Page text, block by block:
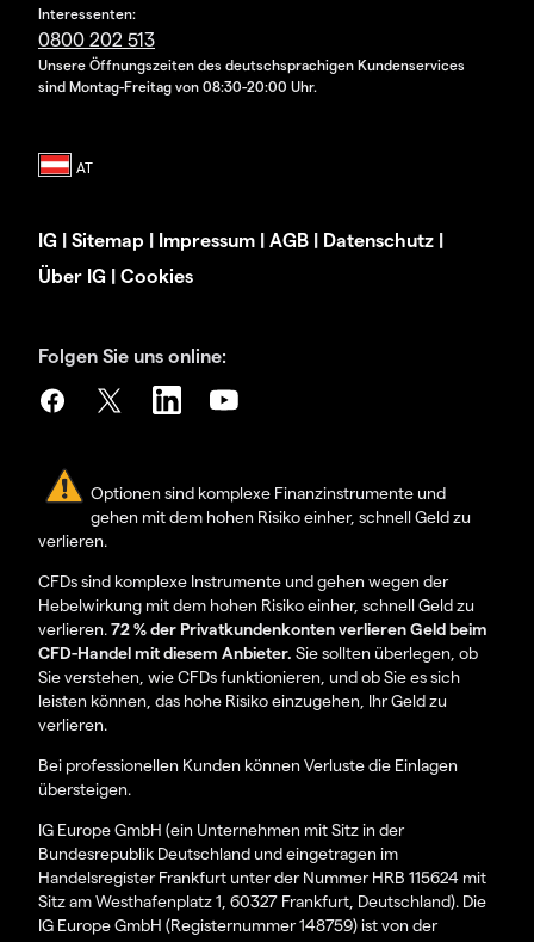
Interessenten:
0800 202 513
Unsere Öffnungszeiten des deutschsprachigen Kundenservices
sind Montag-Freitag von 08:30-20:00 Uhr.
IG | Sitemap | Impressum | AGB | Datenschutz |
Über IG | Cookies
Folgen Sie uns online:
Optionen sind komplexe Finanzinstrumente und
gehen mit dem hohen Risiko einher, schnell Geld zu
verlieren.
CFDs sind komplexe Instrumente und gehen wegen der
Hebelwirkung mit dem hohen Risiko einher, schnell Geld zu
verlieren.72 % der Privatkundenkonten verlieren Geld beim
CFD-Handel mit diesem Anbieter. Sie sollten überlegen, ob
Sie verstehen, wie CFDs funktionieren, und ob Sie es sich
leisten können, das hohe Risiko einzugehen, Ihr Geld zu
verlieren.
Bei professionellen Kunden können Verluste die Einlagen
übersteigen.
IG Europe GmbH (ein Unternehmen mit Sitz in der
Bundesrepublik Deutschland und eingetragen im
Handelsregister Frankfurt unter der Nummer HRB 115624 mit
Sitz am Westhafenplatz 1, 60327 Frankfurt, Deutschland). Die
IG Europe GmbH (Registernummer 148759) ist von der